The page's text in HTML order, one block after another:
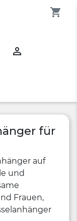

shopping_cart
für
auf
und
Frauen,